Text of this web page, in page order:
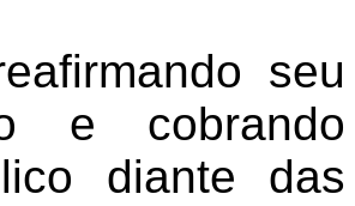
seu
e cobrando
diante das